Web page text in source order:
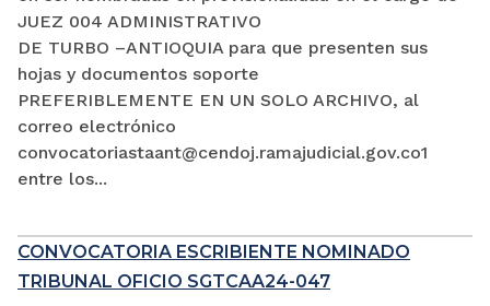
JUEZ 004 ADMINISTRATIVO
DE TURBO –ANTIOQUIA para que presenten sus
hojas y documentos soporte
PREFERIBLEMENTE EN UN SOLO ARCHIVO, al
correo electrónico
convocatoriastaant@cendoj.ramajudicial.gov.co1
entre los...
CONVOCATORIA ESCRIBIENTE NOMINADO
TRIBUNAL OFICIO SGTCAA24-047